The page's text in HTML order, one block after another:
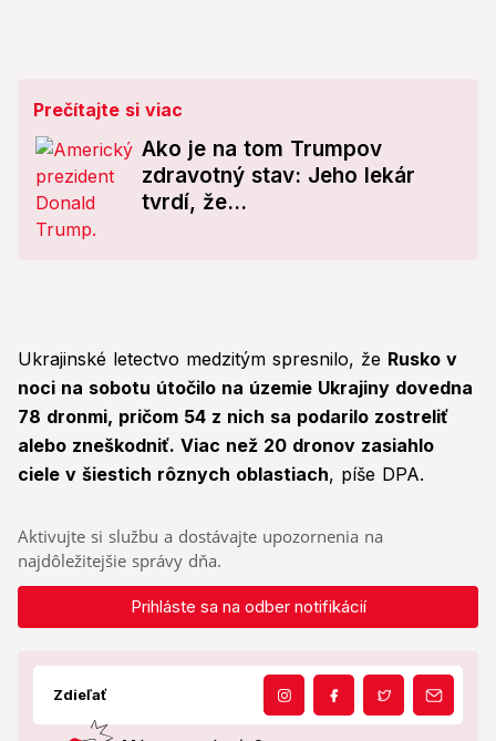
Prečítajte si viac
Ako je na tom Trumpov
zdravotný stav: Jeho lekár
tvrdí, že...
Ukrajinské letectvo medzitým spresnilo, že Rusko v
noci na sobotu útočilo na územie Ukrajiny dovedna
78 dronmi, pričom 54 z nich sa podarilo zostreliť
alebo zneškodniť. Viac než 20 dronov zasiahlo
ciele v šiestich rôznych oblastiach, píše DPA.
Aktivujte si službu a dostávajte upozornenia na
najdôležitejšie správy dňa.
Prihláste sa na odber notifikácií
Zdieľať